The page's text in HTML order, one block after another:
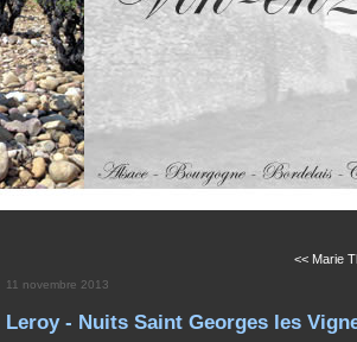
<< Marie
11 novembre 2013
Leroy - Nuits Saint Georges les